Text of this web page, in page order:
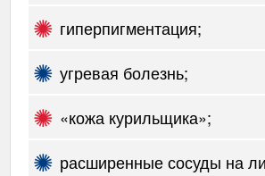
гиперпигментация;
угревая болезнь;
«кожа курильщика»;
расширенные сосуды на